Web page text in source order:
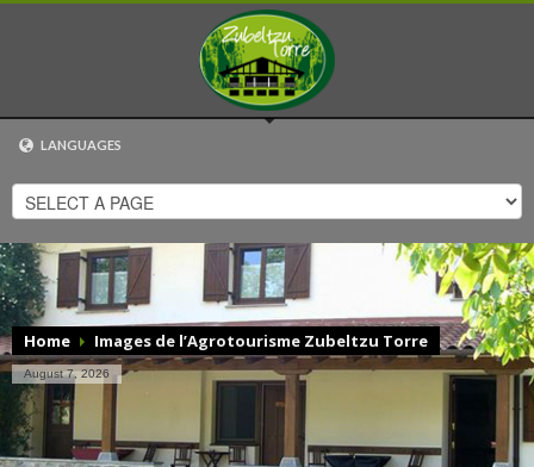
LANGUAGES
EUSKARA
ESPAÑOL
ENGLISH
FRANÇAIS
Home Images de l’Agrotourisme Zubeltzu Torre
August 7, 2026